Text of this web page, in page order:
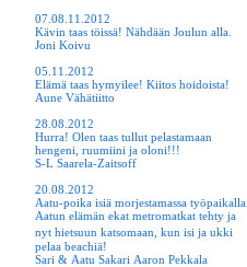
07.08.11.2012
Kävin taas töissä! Nähdään Joulun alla.
Joni Koivu
05.11.2012
Elämä taas hymyilee! Kiitos hoidoista!
Aune Vähätiitto
28.08.2012
Hurra! Olen taas tullut pelastamaan
hengeni, ruumiini ja oloni!!!
S-L Saarela-Zaitsoff
20.08.2012
Aatu-poika isiä morjestamassa työpaikalla.
Aatun elämän ekat metromatkat tehty ja
nyt hietsuun katsomaan, kun isi ja ukki
pelaa beachiä!
Sari & Aatu Sakari Aaron Pekkala